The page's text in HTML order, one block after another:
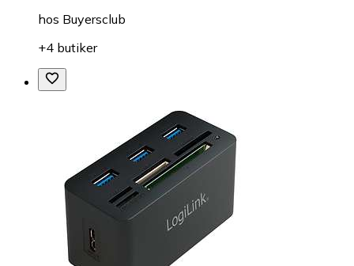
hos Buyersclub
+4 butiker